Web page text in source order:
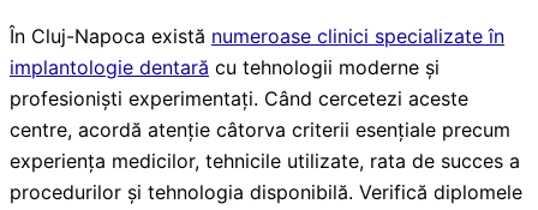
În Cluj-Napoca există numeroase clinici specializate în
implantologie dentară cu tehnologii moderne și
profesioniști experimentați. Când cercetezi aceste
centre, acordă atenție câtorva criterii esențiale precum
experiența medicilor, tehnicile utilizate, rata de succes a
procedurilor și tehnologia disponibilă. Verifică diplomele